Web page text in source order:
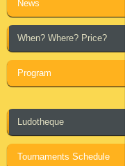
News
When? Where? Price?
Program
Ludotheque
Tournaments Schedule